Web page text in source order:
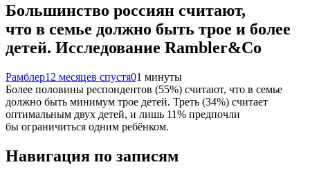
Большинство россиян считают,
что в семье должно быть трое и более
детей. Исследование Rambler&Co
Рамблер12 месяцев спустя01 минуты
Более половины респондентов (55%) считают, что в семье
должно быть минимум трое детей. Треть (34%) считает
оптимальным двух детей, и лишь 11% предпочли
бы ограничиться одним ребёнком.
Навигация по записям